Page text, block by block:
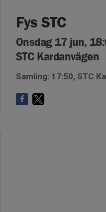
Fys STC
Onsdag 17 jun,
STC Kardanvägen
Samling: 17:50, STC